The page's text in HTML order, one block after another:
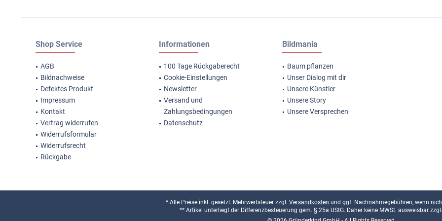
Shop Service
AGB
Bildnachweise
Defektes Produkt
Impressum
Kontakt
Vertrag widerrufen
Widerrufsformular
Widerrufsrecht
Rückgabe
Informationen
100 Tage Rückgaberecht
Cookie-Einstellungen
Newsletter
Versand und
Zahlungsbedingungen
Datenschutz
Bildmania
Baum pflanzen
Unser Dialog mit dir
Unsere Künstler
Unsere Story
Unsere Versprechen
* Alle Preise inkl. gesetzl. Mehrwertsteuer zzgl. Versandkosten und ggf. Nachnahmegebühren, wenn
** Artikel unterliegt der Differenzbesteuerung gem. § 25a UStG. Daher keine MWSt. ausweisbar zzgl.